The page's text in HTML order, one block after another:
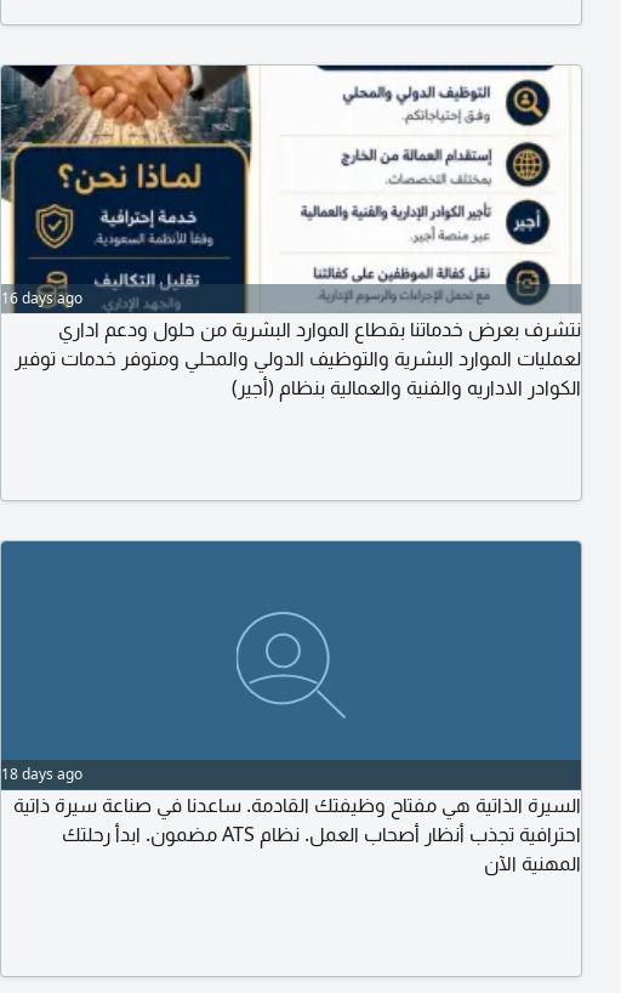
16 days ago
نتشرف بعرض خدماتنا بقطاع الموارد البشرية من حلول ودعم اداري
لعمليات الموارد البشرية والتوظيف الدولي والمحلي ومتوفر خدمات توفير
الكوادر الاداريه والفنية والعمالية بنظام (أجير)
18 days ago
السيرة الذاتية هي مفتاح وظيفتك القادمة. ساعدنا في صناعة سيرة ذاتية
احترافية تجذب أنظار أصحاب العمل. نظام ATS مضمون. ابدأ رحلتك
المهنية الآن